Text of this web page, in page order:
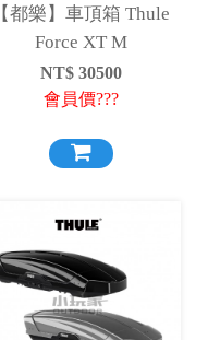
【都樂】車頂箱 Thule
Force XT M
NT$ 30500
會員價???